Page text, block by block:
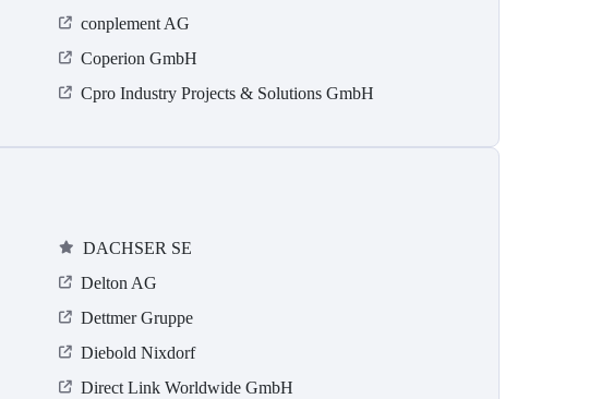
conplement AG
Coperion GmbH
Cpro Industry Projects & Solutions GmbH
DACHSER SE
Delton AG
Dettmer Gruppe
Diebold Nixdorf
Direct Link Worldwide GmbH